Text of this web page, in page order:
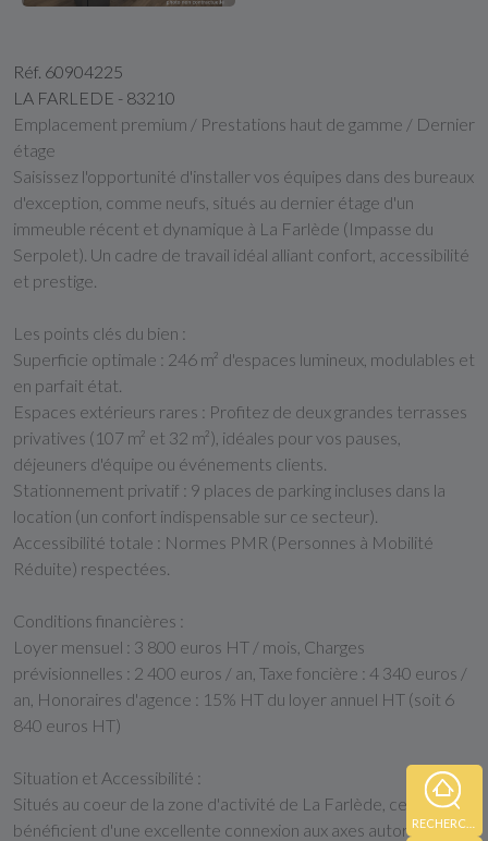
Réf. 60904225
LA FARLEDE - 83210
Emplacement premium / Prestations haut de gamme / Dernier
étage
Saisissez l'opportunité d'installer vos équipes dans des bureaux
d'exception, comme neufs, situés au dernier étage d'un
immeuble récent et dynamique à La Farlède (Impasse du
Serpolet). Un cadre de travail idéal alliant confort, accessibilité
et prestige.
Les points clés du bien :
Superficie optimale : 246 m² d'espaces lumineux, modulables et
en parfait état.
Espaces extérieurs rares : Profitez de deux grandes terrasses
privatives (107 m² et 32 m²), idéales pour vos pauses,
déjeuners d'équipe ou événements clients.
Stationnement privatif : 9 places de parking incluses dans la
location (un confort indispensable sur ce secteur).
Accessibilité totale : Normes PMR (Personnes à Mobilité
Réduite) respectées.
Conditions financières :
Loyer mensuel : 3 800 euros HT / mois, Charges
prévisionnelles : 2 400 euros / an, Taxe foncière : 4 340 euros /
an, Honoraires d'agence : 15% HT du loyer annuel HT (soit 6
840 euros HT)
Situation et Accessibilité :
Situés au coeur de la zone d'activité de La Farlède, ces locaux
bénéficient d'une excellente connexion aux axes autoroutiers